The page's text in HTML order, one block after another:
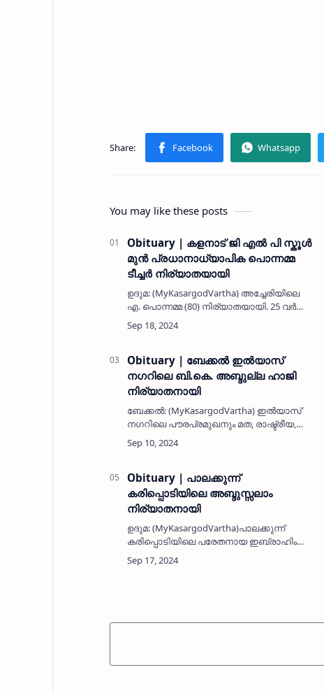
You may like these posts
Obituary | കളനാട് ജി എൽ പി സ്കൂൾ
മുൻ പ്രധാനാധ്യാപിക പൊന്നമ്മ
ടീച്ചർ നിര്യാതയായി
ഉദുമ: (MyKasargodVartha) അച്ചേരിയിലെ
എ. പൊന്നമ്മ (80) നിര്യാതയായി. 25 വർഷം
ഉദുമ ജി.എൽ.പി. സ്കൂളിൽ അധ്യാപികയായി
സേവനമനുഷ്ഠിച്ച പൊന്നമ്മ കളനാട് ന്യൂ
Obituary | ബേക്കൽ ഇൽയാസ്
നഗറിലെ ബി.കെ. അബ്ദുല്ല ഹാജി
നിര്യാതനായി
ബേക്കൽ: (MyKasargodVartha) ഇൽയാസ്
നഗറിലെ പൗരപ്രമുഖനും മത, രാഷ്ട്രീയ,
സാമൂഹിക രംഗങ്ങളിൽ സജീവ
സാന്നിധ്യവുമായിരുന്ന ബി.കെ. അബ്ദുല്ല
കുവൈത്തി…
Obituary | പാലക്കുന്ന്
കരിപ്പൊടിയിലെ അബ്ദുസ്സലാം
നിര്യാതനായി
ഉദുമ: (MyKasargodVartha)പാലക്കുന്ന്
കരിപ്പൊടിയിലെ പരേതനായ ഇബ്രാഹിം
ഹാജി - ആഇശ ദമ്പതികളുടെ മകൻ കെ ഐ
അബ്ദുസ്സലാം (45) നിര്യാതനായി. നേരത്തെ